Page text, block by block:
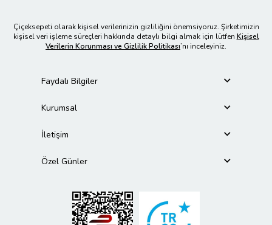
Çiçeksepeti olarak kişisel verilerinizin gizliliğini önemsiyoruz. Şirketimizin
kişisel veri işleme süreçleri hakkında detaylı bilgi almak için lütfen Kişisel
Verilerin Korunması ve Gizlilik Politikası’nı inceleyiniz.
Faydalı Bilgiler
Kurumsal
İletişim
Özel Günler